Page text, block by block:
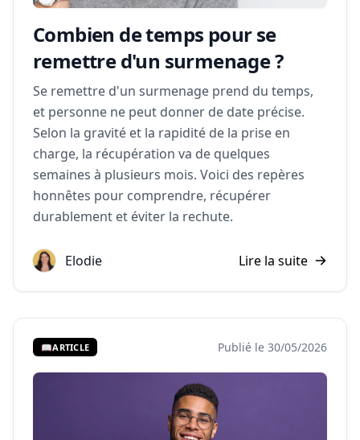
Combien de temps pour se
remettre d'un surmenage ?
Se remettre d'un surmenage prend du temps,
et personne ne peut donner de date précise.
Selon la gravité et la rapidité de la prise en
charge, la récupération va de quelques
semaines à plusieurs mois. Voici des repères
honnêtes pour comprendre, récupérer
durablement et éviter la rechute.
Elodie Lire la suite
📖ARTICLE Publié le 30/05/2026